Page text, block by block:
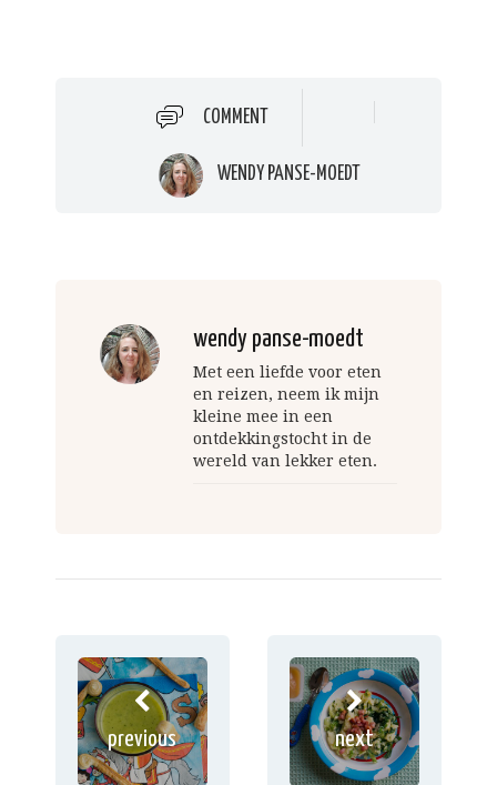
COMMENT
WENDY PANSE-MOEDT
wendy panse-moedt
Met een liefde voor eten
en reizen, neem ik mijn
kleine mee in een
ontdekkingstocht in de
wereld van lekker eten.
previous next